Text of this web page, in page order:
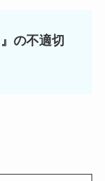
の不適切